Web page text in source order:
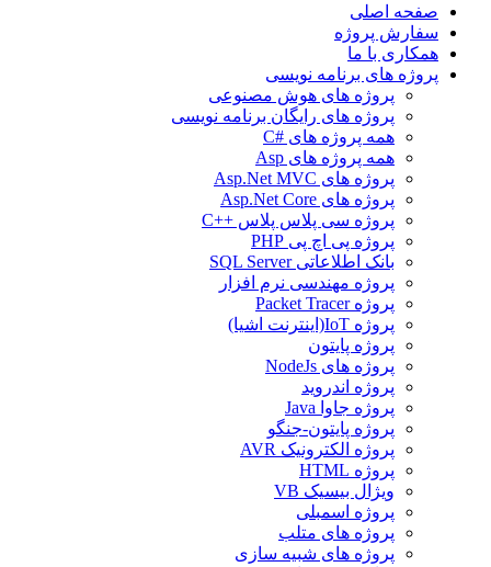
صفحه اصلی
سفارش پروژه
همکاری با ما
پروژه های برنامه نویسی
پروژه های هوش مصنوعی
پروژه های رایگان برنامه نویسی
همه پروژه های #C
همه پروژه های Asp
پروژه های Asp.Net MVC
پروژه های Asp.Net Core
پروژه سی پلاس پلاس ++C
پروژه پی اچ پی PHP
بانک اطلاعاتی SQL Server
پروژه مهندسی نرم افزار
پروژه Packet Tracer
پروژه IoT(اینترنت اشیا)
پروژه پایتون
پروژه های NodeJs
پروژه اندروید
پروژه جاوا Java
پروژه پایتون-جنگو
پروژه الکترونیک AVR
پروژه HTML
ویژال بیسیک VB
پروژه اسمبلی
پروژه های متلب
پروژه های شبیه سازی